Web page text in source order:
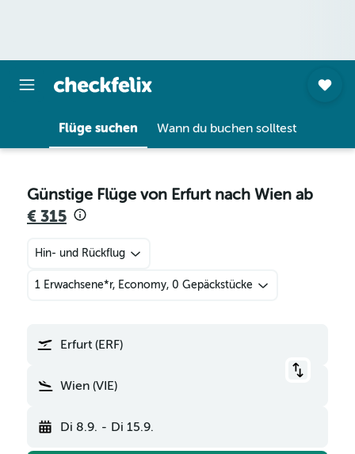
Flüge suchen Wann du buchen solltest
Günstige Flüge von Erfurt nach Wien ab
€ 315
Hin- und Rückflug
1 Erwachsene*r, Economy, 0 Gepäckstücke
Erfurt (ERF)
Wien (VIE)
Di 8.9. - Di 15.9.